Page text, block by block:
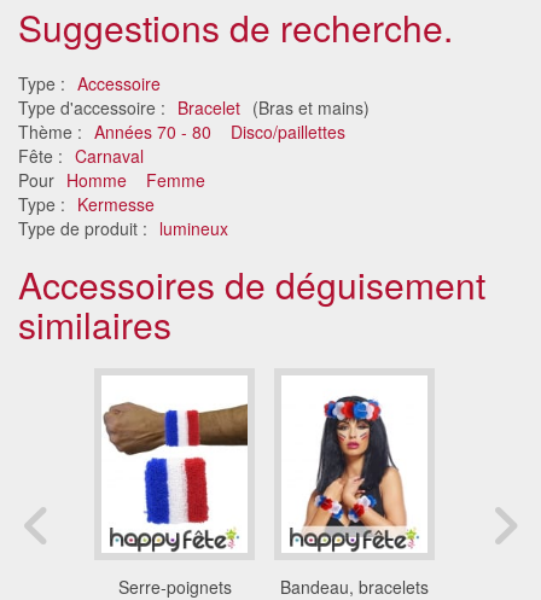
Suggestions de recherche.
Type : Accessoire
Type d'accessoire : Bracelet (Bras et mains)
Thème : Années 70 - 80
Disco/paillettes
Fête : Carnaval
Pour Homme
Femme
Type : Kermesse
Type de produit : lumineux
Accessoires de déguisement
similaires
Serre-poignets Bandeau, bracelets